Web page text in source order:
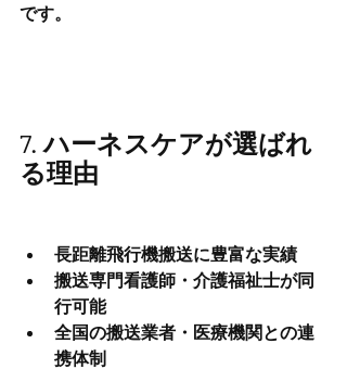
です。
7. ハーネスケアが選ばれ
る理由
長距離飛行機搬送に豊富な実績
搬送専門看護師・介護福祉士が同
行可能
全国の搬送業者・医療機関との連
携体制